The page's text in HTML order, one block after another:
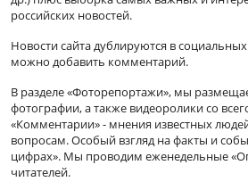
российских новостей.
Новости сайта дублируются в
можно добавить комментарий.
В разделе «Фоторепортажи», мы
фотографии, а также видеоролики со
«Комментарии» - мнения известных
вопросам. Особый взгляд на факты и
цифрах». Мы проводим еженедельные
читателей.